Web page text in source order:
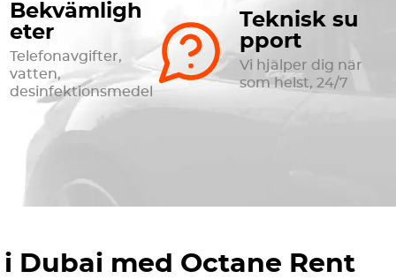
Bekvämligh
eter
Telefonavgifter,
vatten,
desinfektionsmedel
Teknisk su
pport
Vi hjälper dig när
som helst, 24/7
Dubai med Octane Rent